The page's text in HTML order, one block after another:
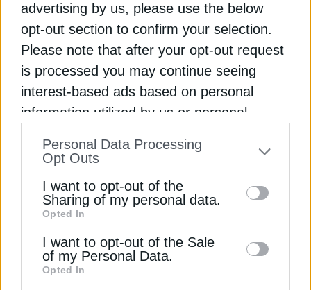
advertising by us, please use the below
opt-out section to confirm your selection.
Please note that after your opt-out request
is processed you may continue seeing
interest-based ads based on personal
information utilized by us or personal
to your opt-out. You may separately opt-out
information by third parties on the IAB’s list
of downstream participants. This
information may also be disclosed by us to
third parties on theIAB’s List of
Downstream Participants
Personal Data Processing
Opt Outs
I want to opt-out of the
Sharing of my personal data.
Opted In
I want to opt-out of the Sale
of my Personal Data.
Opted In
Αντλίες θερμότητας: Σε ρεκόρ
πωλήσεων οδεύει η εγχώρια
αγορά το 2026
Αύξηση 50% των πωλήσεων παρουσιάζει η
ελληνική αγορά αντλιών θερμότητας το πρώτο
τετράμηνο. Πώς κινείται η Ευρώπη
Χριστίνα Ζαφειρούλη 19 Μαΐου 2026
Εγγραφή στο Newsletter
την Πολιτική Απορρήτου